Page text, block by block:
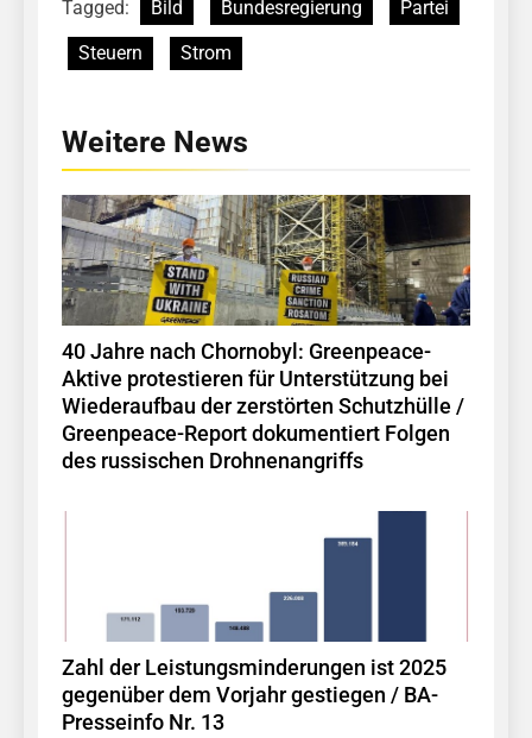
Tagged: Bild Bundesregierung
Partei
Steuern
Strom
Weitere News
40 Jahre nach Chornobyl: Greenpeace-
Aktive protestieren für Unterstützung bei
Wiederaufbau der zerstörten Schutzhülle /
Greenpeace-Report dokumentiert Folgen
des russischen Drohnenangriffs
Zahl der Leistungsminderungen ist 2025
gegenüber dem Vorjahr gestiegen / BA-
Presseinfo Nr. 13